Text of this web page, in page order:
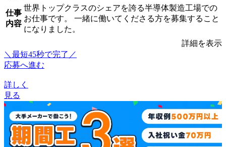
仕事
内容
世界トップクラスのシェアを誇る半導体製造工場での
お仕事です。 一緒に働いてくださる方を募集すること
になりました。
詳細を表示
＼最短45秒で完了／
応募へ進む
詳しく
見る